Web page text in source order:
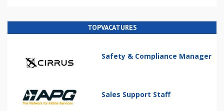
TOPVACATURES
Safety & Compliance Manager
Sales Support Staff